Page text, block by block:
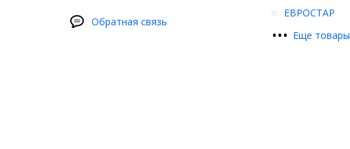
Обратная связь
••• Еще товары
ЕВРОСТАР